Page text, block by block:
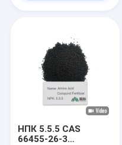
НПК 5.5.5 CAS
66455-26-3